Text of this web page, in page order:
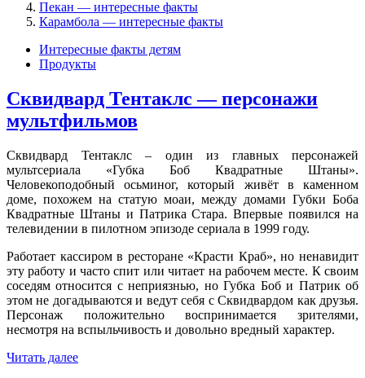
Пекан — интересные факты
Карамбола — интересные факты
Интересные факты детям
Продукты
Сквидвард Тентаклс — персонажи
мультфильмов
Сквидвард Тентаклс – один из главных персонажей
мультсериала «Губка Боб Квадратные Штаны».
Человекоподобный осьминог, который живёт в каменном
доме, похожем на статую моаи, между домами Губки Боба
Квадратные Штаны и Патрика Стара. Впервые появился на
телевидении в пилотном эпизоде сериала в 1999 году.
Работает кассиром в ресторане «Красти Краб», но ненавидит
эту работу и часто спит или читает на рабочем месте. К своим
соседям относится с неприязнью, но Губка Боб и Патрик об
этом не догадываются и ведут себя с Сквидвардом как друзья.
Персонаж положительно воспринимается зрителями,
несмотря на вспыльчивость и довольно вредный характер.
Читать далее